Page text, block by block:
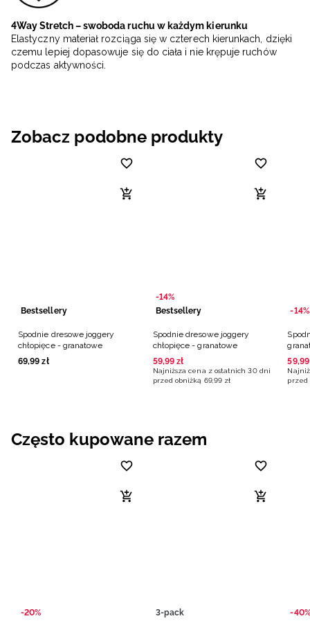
4Way Stretch – swoboda ruchu w każdym kierunku
Elastyczny materiał rozciąga się w czterech kierunkach, dzięki
czemu lepiej dopasowuje się do ciała i nie krępuje ruchów
podczas aktywności.
Zobacz podobne produkty
Bestsellery
Spodnie dresowe joggery
chłopięce - granatowe
69,99 zł
-14%
Bestsellery
Spodnie dresowe joggery
chłopięce - granatowe
59,99 zł
Najniższa cena z ostatnich 30 dni
przed obniżką 69,99 zł
-14%
59,99
przed
Często kupowane razem
-20% 3-pack -40%